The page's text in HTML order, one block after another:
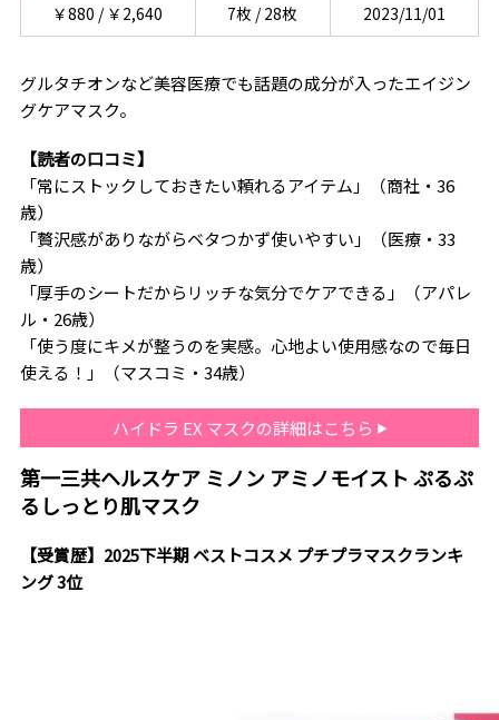
￥880 / ￥2,640
7枚 / 28枚 2023/11/01
グルタチオンなど美容医療でも話題の成分が入ったエイジン
グケアマスク。
【読者の口コミ】
「常にストックしておきたい頼れるアイテム」（商社・36
歳）
「贅沢感がありながらベタつかず使いやすい」（医療・33
歳）
「厚手のシートだからリッチな気分でケアできる」（アパレ
ル・26歳）
「使う度にキメが整うのを実感。心地よい使用感なので毎日
使える！」（マスコミ・34歳）
ハイドラ EX マスクの詳細はこちら
第一三共ヘルスケア ミノン アミノモイスト ぷるぷ
るしっとり肌マスク
【受賞歴】2025下半期 ベストコスメ プチプラマスクランキ
ング 3位